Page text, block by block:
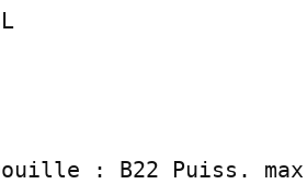
: B22 Puiss.